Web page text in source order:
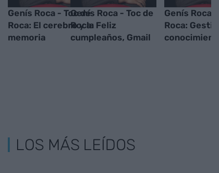
Genís Roca - Toc de
Roca: El cerebro y la
memoria
Genís Roca - Toc de
Roca: Feliz
cumpleaños, Gmail
Genís Roca
Roca:
LOS MÁS LEÍDOS